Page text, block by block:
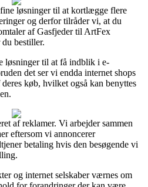
løsninger til at kortlægge flere
og derfor tilråder vi, at du
af Gasfjeder til ArtFex
bestiller.
løsninger til at få indblik i e-
det ser vi endda internet shops
køb, hvilket også kan benyttes
af reklamer. Vi arbejder sammen
eftersom vi annoncerer
betaling hvis den besøgende vi
og internet selskaber værnes om